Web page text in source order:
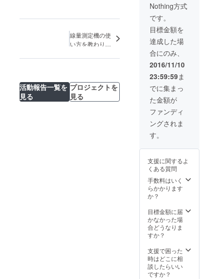
線量測定機の使
い方を教わりま
活動報告一覧を
見る
プロジェクトを
見る
Nothing方式
です。
目標金額を
達成した場
合にのみ、
2016/11/10
23:59:59ま
でに集まっ
た金額が
ファンディ
ングされま
す。
支援に関するよ
くある質問
手数料はいく
らかかります
か？
目標金額に届
かなかった場
合どうなりま
すか？
支援で困った
時はどこに相
談したらいい
ですか？